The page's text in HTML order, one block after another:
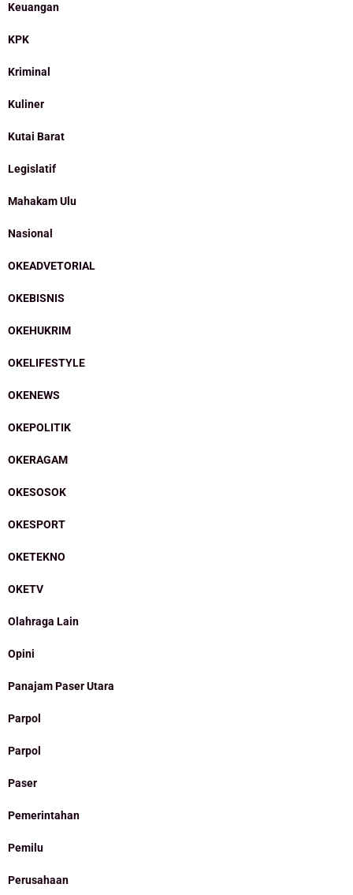
Keuangan
KPK
Kriminal
Kuliner
Kutai Barat
Legislatif
Mahakam Ulu
Nasional
OKEADVETORIAL
OKEBISNIS
OKEHUKRIM
OKELIFESTYLE
OKENEWS
OKEPOLITIK
OKERAGAM
OKESOSOK
OKESPORT
OKETEKNO
OKETV
Olahraga Lain
Opini
Panajam Paser Utara
Parpol
Parpol
Paser
Pemerintahan
Pemilu
Perusahaan